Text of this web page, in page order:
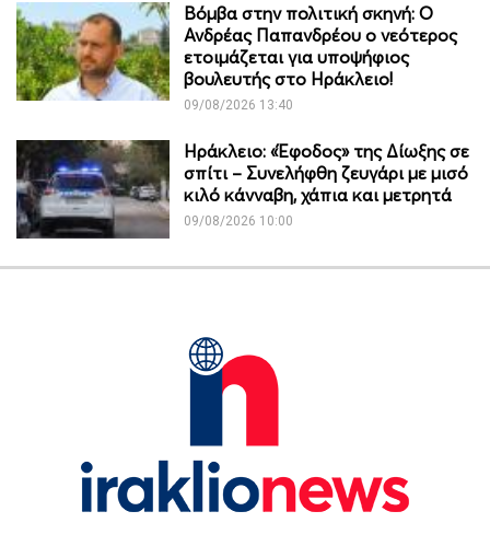
Βόμβα στην πολιτική σκηνή: Ο
Ανδρέας Παπανδρέου ο νεότερος
ετοιμάζεται για υποψήφιος
βουλευτής στο Ηράκλειο!
09/08/2026 13:40
Ηράκλειο: «Έφοδος» της Δίωξης σε
σπίτι – Συνελήφθη ζευγάρι με μισό
κιλό κάνναβη, χάπια και μετρητά
09/08/2026 10:00